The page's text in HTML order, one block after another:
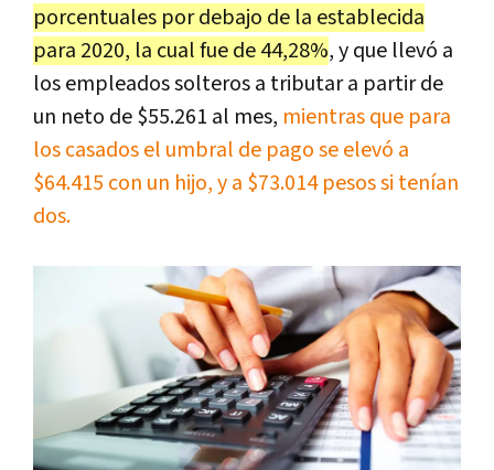
porcentuales por debajo de la establecida
para 2020, la cual fue de 44,28%, y que llevó a
los empleados solteros a tributar a partir de
un neto de $55.261 al mes, mientras que para
los casados el umbral de pago se elevó a
$64.415 con un hijo, y a $73.014 pesos si tenían
dos.